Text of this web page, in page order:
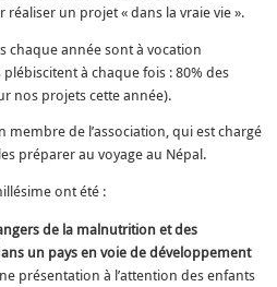
un projet « dans la vraie vie ».
chaque année sont à vocation
à chaque fois : 80% des
nos projets cette année).
de l’association, qui est chargé
préparer au voyage au Népal.
ont été :
de la malnutrition et des
un pays en voie de développement
présentation à l’attention des enfants